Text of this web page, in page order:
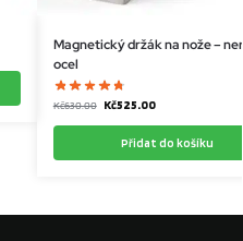
Magnetický držák na nože –
ocel
Kč630.00 Kč525.00
Přidat do košíku